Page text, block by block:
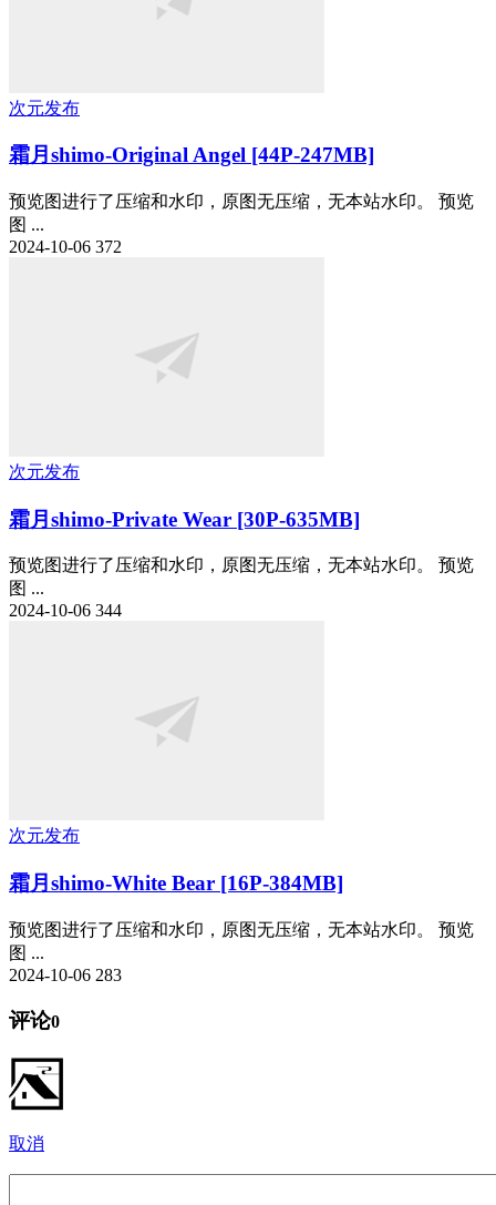
次元发布
霜月shimo-Original Angel [44P-247MB]
预览图进行了压缩和水印，原图无压缩，无本站水印。 预览
图 ...
2024-10-06 372
次元发布
霜月shimo-Private Wear [30P-635MB]
预览图进行了压缩和水印，原图无压缩，无本站水印。 预览
图 ...
2024-10-06 344
次元发布
霜月shimo-White Bear [16P-384MB]
预览图进行了压缩和水印，原图无压缩，无本站水印。 预览
图 ...
2024-10-06 283
评论0
取消